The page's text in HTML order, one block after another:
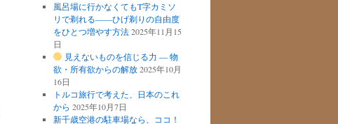
風呂場に行かなくてもT字カミソ
リで剃れる——ひげ剃りの自由度
をひとつ増やす方法 2025年11月15
日
見えないものを信じる力 ― 物
欲・所有欲からの解放 2025年10月
16日
トルコ旅行で考えた、日本のこれ
から 2025年10月7日
新千歳空港の駐車場なら、ココ！